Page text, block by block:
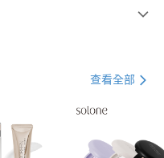
查看全部